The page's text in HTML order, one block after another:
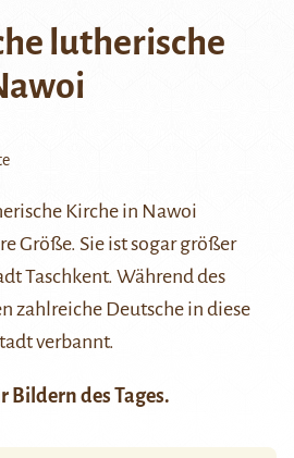
lutherische
Kirche in Nawoi
Größe. Sie ist sogar größer
Taschkent. Während des
zahlreiche Deutsche in diese
verbannt.
Bildern des Tages.